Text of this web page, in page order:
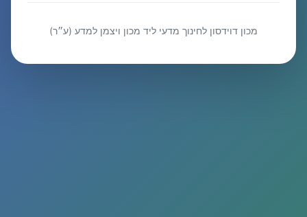
מכון דוידסון לחינוך מדעי ליד מכון ויצמן למדע (ע״ר)